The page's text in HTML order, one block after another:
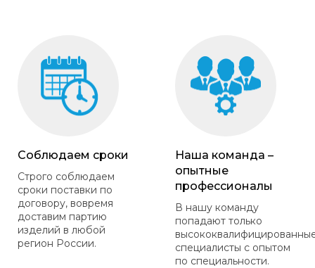
Соблюдаем сроки
Строго соблюдаем
сроки поставки по
договору, вовремя
доставим партию
изделий в любой
регион России.
Наша команда –
опытные
профессионалы
В нашу команду
попадают только
специалисты с опытом
по специальности.